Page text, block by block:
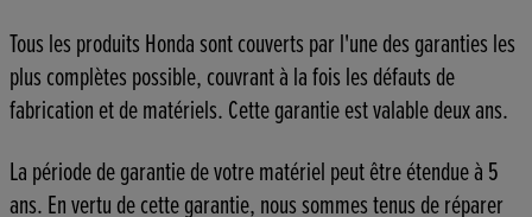
Tous les produits Honda sont couverts par l'une des garanties les
plus complètes possible, couvrant à la fois les défauts de
fabrication et de matériels. Cette garantie est valable deux ans.
La période de garantie de votre matériel peut être étendue à 5
ans. En vertu de cette garantie, nous sommes tenus de réparer